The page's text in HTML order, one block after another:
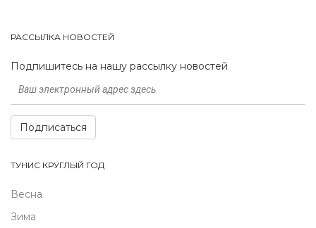
РАССЫЛКА НОВОСТЕЙ
Подпишитесь на нашу рассылку новостей
Подписаться
ТУНИС КРУГЛЫЙ ГОД
Весна
Зима